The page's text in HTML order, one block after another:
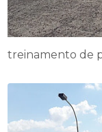
treinamento de